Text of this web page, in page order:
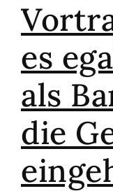
es
als
die